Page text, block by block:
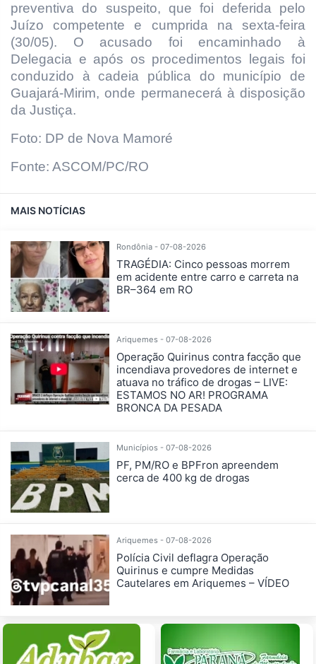
preventiva do suspeito, que foi deferida pelo
Juízo competente e cumprida na sexta-feira
(30/05). O acusado foi encaminhado à
Delegacia e após os procedimentos legais foi
conduzido à cadeia pública do município de
Guajará-Mirim, onde permanecerá à disposição
da Justiça.
Foto: DP de Nova Mamoré
Fonte: ASCOM/PC/RO
MAIS NOTÍCIAS
Rondônia - 07-08-2026
TRAGÉDIA: Cinco pessoas morrem
em acidente entre carro e carreta na
BR–364 em RO
Ariquemes - 07-08-2026
Operação Quirinus contra facção que
incendiava provedores de internet e
atuava no tráfico de drogas – LIVE:
ESTAMOS NO AR! PROGRAMA
BRONCA DA PESADA
Municípios - 07-08-2026
PF, PM/RO e BPFron apreendem
cerca de 400 kg de drogas
Ariquemes - 07-08-2026
Polícia Civil deflagra Operação
Quirinus e cumpre Medidas
Cautelares em Ariquemes – VÍDEO